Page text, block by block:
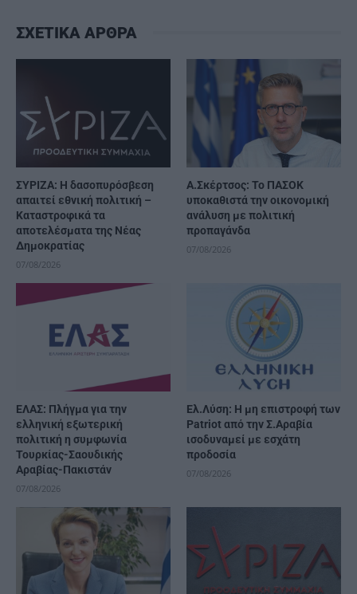
ΣΧΕΤΙΚΑ ΑΡΘΡΑ
ΣΥΡΙΖΑ: Η δασοπυρόσβεση
απαιτεί εθνική πολιτική –
Καταστροφικά τα
αποτελέσματα της Νέας
Δημοκρατίας
07/08/2026
Α.Σκέρτσος: Το ΠΑΣΟΚ
υποκαθιστά την οικονομική
ανάλυση με πολιτική
προπαγάνδα
07/08/2026
ΕΛΑΣ: Πλήγμα για την
ελληνική εξωτερική
πολιτική η συμφωνία
Τουρκίας-Σαουδικής
Αραβίας-Πακιστάν
07/08/2026
Ελ.Λύση: Η μη επιστροφή των
Patriot από την Σ.Αραβία
ισοδυναμεί με εσχάτη
προδοσία
07/08/2026